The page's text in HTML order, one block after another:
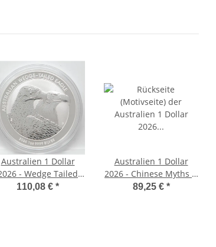
Australien 1 Dollar
- Wedge Tailed
Eagle 1oz
110,08 € *
Australien 1 Dollar
2026 - Chinese Myths &
Legends - Dragon &
89,25 € *